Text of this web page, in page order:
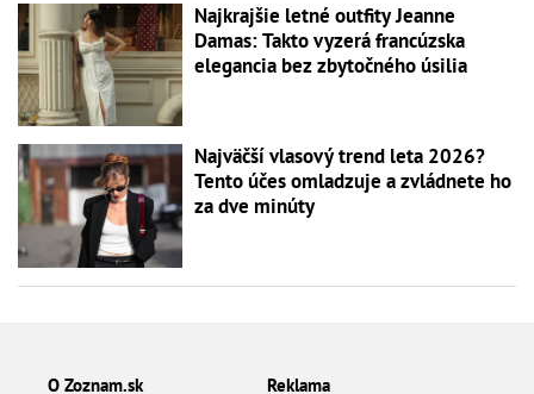
Najkrajšie letné outfity Jeanne
Damas: Takto vyzerá francúzska
elegancia bez zbytočného úsilia
Najväčší vlasový trend leta 2026?
Tento účes omladzuje a zvládnete ho
za dve minúty
O Zoznam.sk Reklama